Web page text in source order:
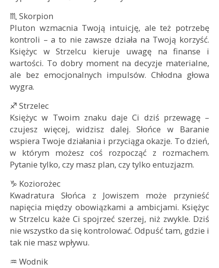
♏ Skorpion
Pluton wzmacnia Twoją intuicję, ale też potrzebę
kontroli – a to nie zawsze działa na Twoją korzyść.
Księżyc w Strzelcu kieruje uwagę na finanse i
wartości. To dobry moment na decyzje materialne,
ale bez emocjonalnych impulsów. Chłodna głowa
wygra.
♐ Strzelec
Księżyc w Twoim znaku daje Ci dziś przewagę –
czujesz więcej, widzisz dalej. Słońce w Baranie
wspiera Twoje działania i przyciąga okazje. To dzień,
w którym możesz coś rozpocząć z rozmachem.
Pytanie tylko, czy masz plan, czy tylko entuzjazm.
♑ Koziorożec
Kwadratura Słońca z Jowiszem może przynieść
napięcia między obowiązkami a ambicjami. Księżyc
w Strzelcu każe Ci spojrzeć szerzej, niż zwykle. Dziś
nie wszystko da się kontrolować. Odpuść tam, gdzie i
tak nie masz wpływu.
♒ Wodnik